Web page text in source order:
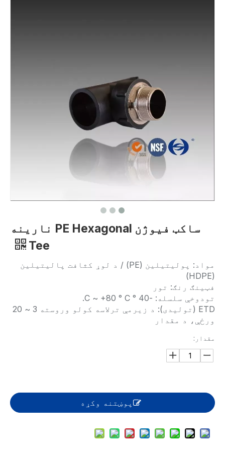
ساکټ فیوژن PE Hexagonal نارینه
Tee
مواد: پولیتیلین (PE) / د لوړ کثافت پالیتیلین
(HDPE)
فټینګ رنګ: تور
تودوخې سلسله: -40 ° C ~ +80 ° C.
ETD (تولیدی): د زیرمې ترلاسه کولو وروسته 3 ~ 20
ورځې، د مقدار
مقدار:
پوښتنه وکړه